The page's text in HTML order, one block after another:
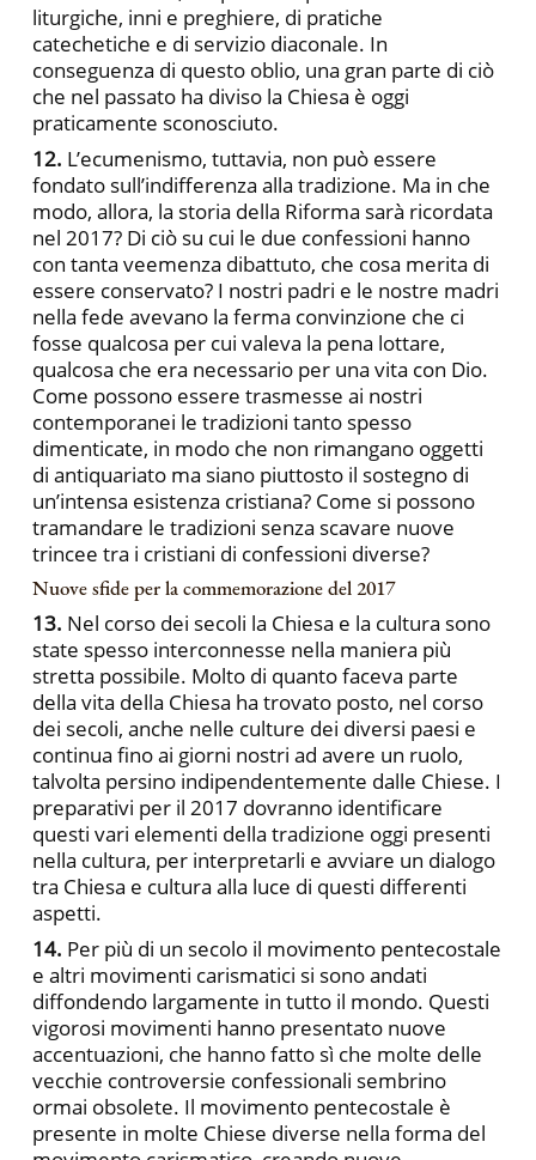
liturgiche, inni e preghiere, di pratiche
catechetiche e di servizio diaconale. In
conseguenza di questo oblio, una gran parte di ciò
che nel passato ha diviso la Chiesa è oggi
praticamente sconosciuto.
12. L’ecumenismo, tuttavia, non può essere
fondato sull’indifferenza alla tradizione. Ma in che
modo, allora, la storia della Riforma sarà ricordata
nel 2017? Di ciò su cui le due confessioni hanno
con tanta veemenza dibattuto, che cosa merita di
essere conservato? I nostri padri e le nostre madri
nella fede avevano la ferma convinzione che ci
fosse qualcosa per cui valeva la pena lottare,
qualcosa che era necessario per una vita con Dio.
Come possono essere trasmesse ai nostri
contemporanei le tradizioni tanto spesso
dimenticate, in modo che non rimangano oggetti
di antiquariato ma siano piuttosto il sostegno di
un’intensa esistenza cristiana? Come si possono
tramandare le tradizioni senza scavare nuove
trincee tra i cristiani di confessioni diverse?
Nuove sfide per la commemorazione del 2017
13. Nel corso dei secoli la Chiesa e la cultura sono
state spesso interconnesse nella maniera più
stretta possibile. Molto di quanto faceva parte
della vita della Chiesa ha trovato posto, nel corso
dei secoli, anche nelle culture dei diversi paesi e
continua fino ai giorni nostri ad avere un ruolo,
talvolta persino indipendentemente dalle Chiese. I
preparativi per il 2017 dovranno identificare
questi vari elementi della tradizione oggi presenti
nella cultura, per interpretarli e avviare un dialogo
tra Chiesa e cultura alla luce di questi differenti
aspetti.
14. Per più di un secolo il movimento pentecostale
e altri movimenti carismatici si sono andati
diffondendo largamente in tutto il mondo. Questi
vigorosi movimenti hanno presentato nuove
accentuazioni, che hanno fatto sì che molte delle
vecchie controversie confessionali sembrino
ormai obsolete. Il movimento pentecostale è
presente in molte Chiese diverse nella forma del